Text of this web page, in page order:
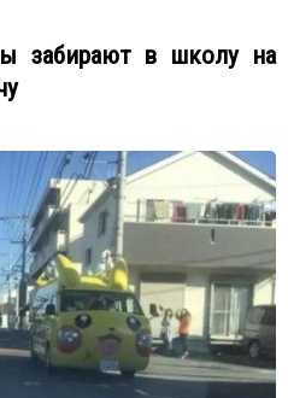
забирают в школу на